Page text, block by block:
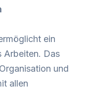
ein
Arbeiten. Das
und
allen